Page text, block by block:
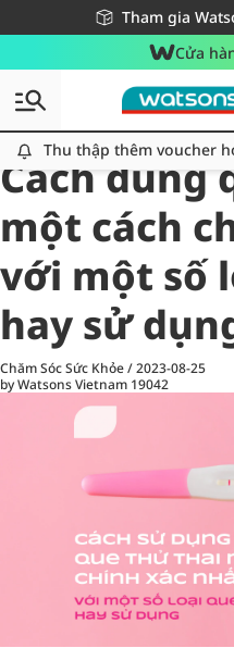
Tham gia
Miễn phí giao
Giao hàng nhanh 24h -
Cửa
Thu thập thêm voucher
All
Chăm Sóc Cá Nhân
Cách
một cách
với một số
hay sử
Chăm Sóc Sức Khỏe/2023-08-25
by Watsons Vietnam 19042